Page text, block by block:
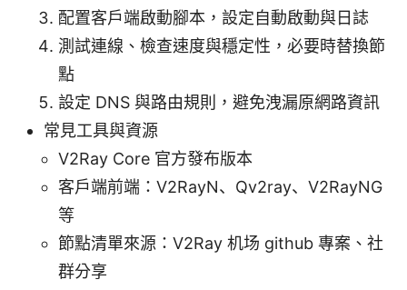
配置客戶端啟動腳本，設定自動啟動與日誌
測試連線、檢查速度與穩定性，必要時替換節
點
設定 DNS 與路由規則，避免洩漏原網路資訊
常見工具與資源
V2Ray Core 官方發布版本
客戶端前端：V2RayN、Qv2ray、V2RayNG
等
節點清單來源：V2Ray 机场 github 專案、社
群分享